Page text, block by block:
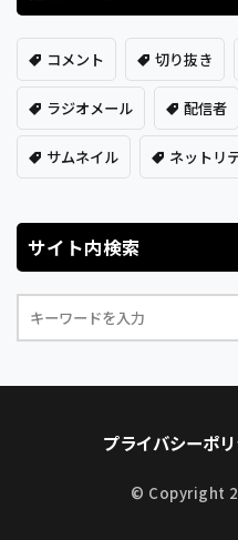
コメント 切り抜き
ラジオメール 配信者
サムネイル ネットリ
サイト内検索
プライバシーポ
© Copyright